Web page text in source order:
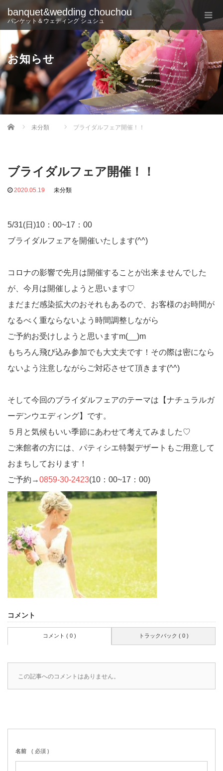
banquet&wedding chouchou
バンケット＆ウェディング シュシュ
お知らせ
Home 未分類 ブライダルフェア開催！！
ブライダルフェア開催！！
2020.05.19 未分類
5/31(日)10：00~17：00
ブライダルフェアを開催いたします(^^)
コロナの影響で先月は開催することが出来ませんでした
が、今月は開催しようと思います♡
まだまだ感染拡大のおそれもあるので、お客様のお時間が
なるべく重ならないよう時間調整しながら
ご予約お受けしようと思いますm(__)m
もちろん飛び込み参加でも大丈夫です！その際は密になら
ないよう注意しながらご対応させて頂きます(^^)
そして今回のブライダルフェアのテーマは【ナチュラルガ
ーデンウエディング】です。
５月と気候もいい季節にあわせて考えてみました♡
ご来館者の方には、パティシエ特製デザートもご用意して
おまちしております！
ご予約→0859-30-2423(10：00~17：00)
コメント
コメント ( 0 ) トラックバック ( 0 )
この記事へのコメントはありません。
名前 ( 必須 )